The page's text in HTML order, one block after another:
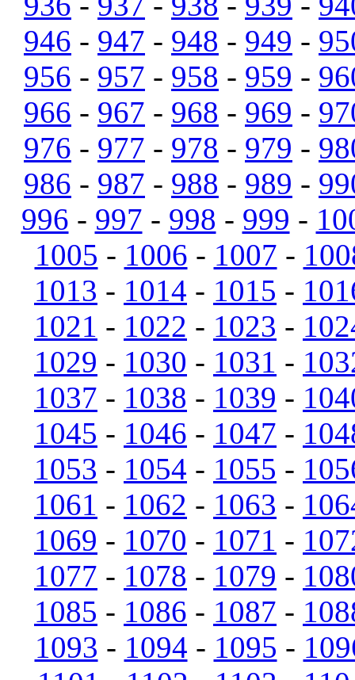
946 - 947 - 948 - 949 -
956 - 957 - 958 - 959 -
966 - 967 - 968 - 969 -
976 - 977 - 978 - 979 -
986 - 987 - 988 - 989 -
996 - 997 - 998 - 999 -
1005 - 1006 - 1007 -
1013 - 1014 - 1015 -
1021 - 1022 - 1023 -
1029 - 1030 - 1031 -
1037 - 1038 - 1039 -
1045 - 1046 - 1047 -
1053 - 1054 - 1055 -
1061 - 1062 - 1063 -
1069 - 1070 - 1071 -
1077 - 1078 - 1079 -
1085 - 1086 - 1087 -
1093 - 1094 - 1095 -